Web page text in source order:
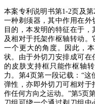
本案专利说明书第1-2页及第
一种剃须器，其中作用在
目的，本发明的特征在于
及相对于托架作枢轴转动
一个更大的角度。因此，
状。由于外切刀安排成可在
的皮肤支持框只能作枢轴
力。第4页第一段记载： “这
弹性，亦即外切刀可相对于
作任何方向之运动。 ”第5页